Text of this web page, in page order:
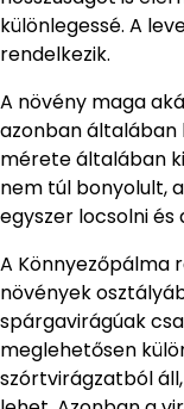
különlegessé. A
rendelkezik.
A növény maga
azonban
mérete általában
nem túl bonyolult,
egyszer locsolni
A Könnyezőpálma
növények
spárgavirágúak
meglehetősen
szórtvirágzatból